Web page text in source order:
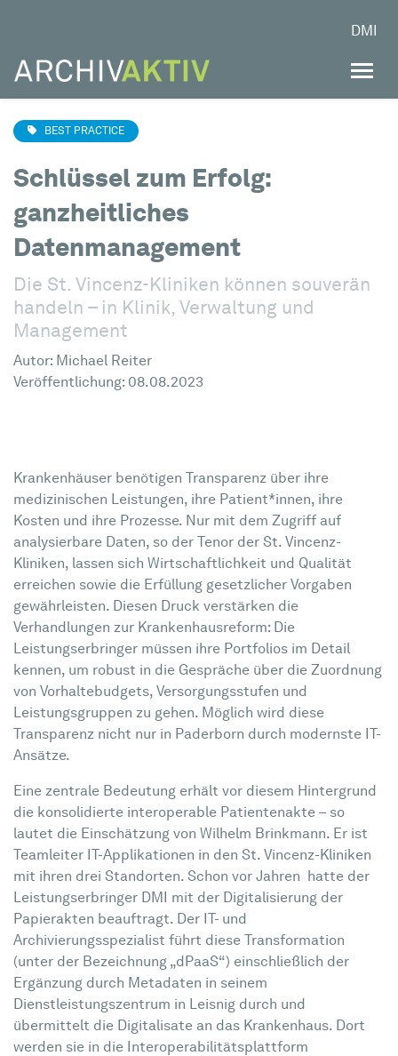
DMI
BEST PRACTICE
Schlüssel zum Erfolg:
ganzheitliches
Datenmanagement
Die St. Vincenz-Kliniken können souverän
handeln – in Klinik, Verwaltung und
Management
Autor: Michael Reiter
Veröffentlichung: 08.08.2023
Krankenhäuser benötigen Transparenz über ihre
medizinischen Leistungen, ihre Patient*innen, ihre
Kosten und ihre Prozesse. Nur mit dem Zugriff auf
analysierbare Daten, so der Tenor der St. Vincenz-
Kliniken, lassen sich Wirtschaftlichkeit und Qualität
erreichen sowie die Erfüllung gesetzlicher Vorgaben
gewährleisten. Diesen Druck verstärken die
Verhandlungen zur Krankenhausreform: Die
Leistungserbringer müssen ihre Portfolios im Detail
kennen, um robust in die Gespräche über die Zuordnung
von Vorhaltebudgets, Versorgungsstufen und
Leistungsgruppen zu gehen. Möglich wird diese
Transparenz nicht nur in Paderborn durch modernste IT-
Ansätze.
Eine zentrale Bedeutung erhält vor diesem Hintergrund
die konsolidierte interoperable Patientenakte – so
lautet die Einschätzung von Wilhelm Brinkmann. Er ist
Teamleiter IT-Applikationen in den St. Vincenz-Kliniken
mit ihren drei Standorten. Schon vor Jahren hatte der
Leistungserbringer DMI mit der Digitalisierung der
Papierakten beauftragt. Der IT- und
Archivierungsspezialist führt diese Transformation
(unter der Bezeichnung „dPaaS“) einschließlich der
Ergänzung durch Metadaten in seinem
Dienstleistungszentrum in Leisnig durch und
übermittelt die Digitalisate an das Krankenhaus. Dort
werden sie in die Interoperabilitätsplattform